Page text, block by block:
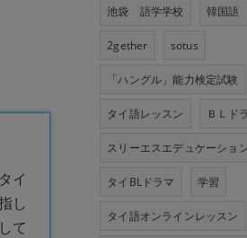
イ
し
て
池袋 語学学校 韓国
2gether sotus
「ハングル」能力検定試験
タイ語レッスン ＢＬド
スリーエスエデュケーショ
タイBLドラマ 学習
タイ語オンラインレッスン